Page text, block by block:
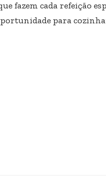
fazem cada refeição
para